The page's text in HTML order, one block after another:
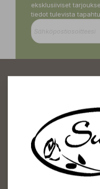
eksklusiiviset
tiedot tulevista
Sundin
Avoinna
Arkisin 09-18